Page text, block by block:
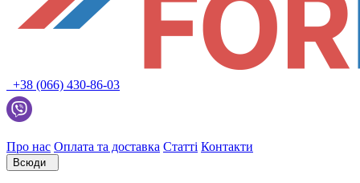
+38 (066) 430-86-03
Про нас Оплата та доставка Статті Контакти
Всюди